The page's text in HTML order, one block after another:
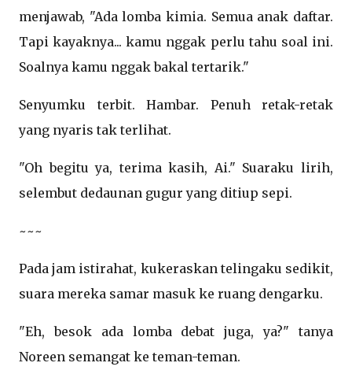
menjawab, "Ada lomba kimia. Semua anak daftar.
Tapi kayaknya... kamu nggak perlu tahu soal ini.
Soalnya kamu nggak bakal tertarik."
Senyumku terbit. Hambar. Penuh retak-retak
yang nyaris tak terlihat.
"Oh begitu ya, terima kasih, Ai." Suaraku lirih,
selembut dedaunan gugur yang ditiup sepi.
~~~
Pada jam istirahat, kukeraskan telingaku sedikit,
suara mereka samar masuk ke ruang dengarku.
"Eh, besok ada lomba debat juga, ya?" tanya
Noreen semangat ke teman-teman.